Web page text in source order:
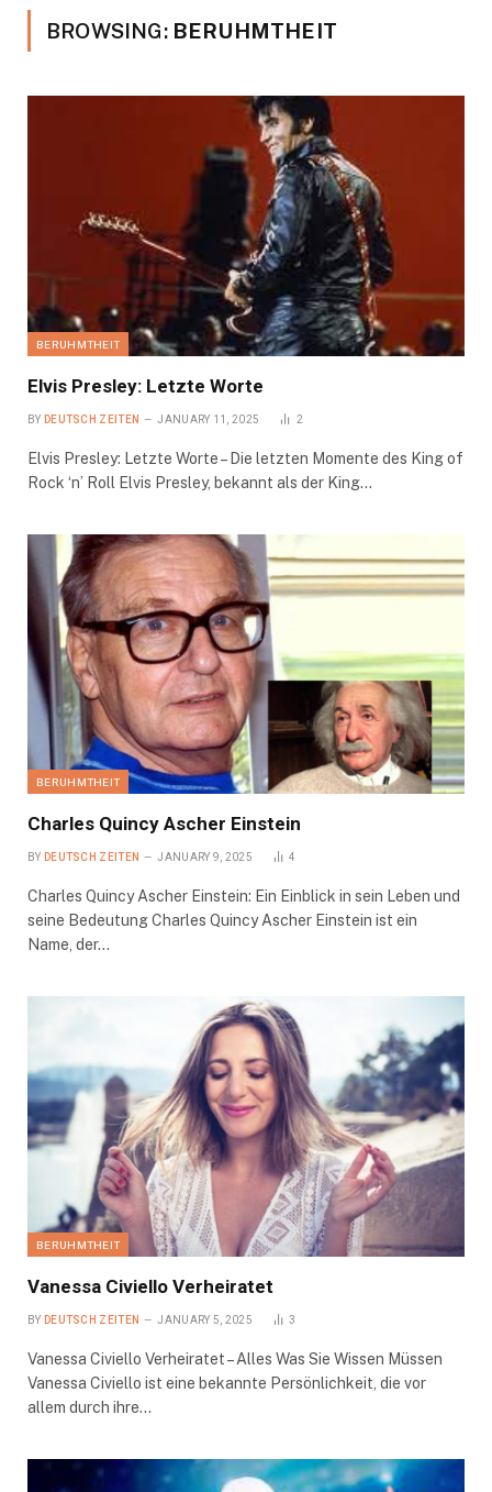
BROWSING: BERUHMTHEIT
BERUHMTHEIT
Elvis Presley: Letzte Worte
BY DEUTSCH ZEITEN JANUARY 11, 2025 2
Elvis Presley: Letzte Worte – Die letzten Momente des King of
Rock ‘n’ Roll Elvis Presley, bekannt als der King…
BERUHMTHEIT
Charles Quincy Ascher Einstein
BY DEUTSCH ZEITEN JANUARY 9, 2025 4
Charles Quincy Ascher Einstein: Ein Einblick in sein Leben und
seine Bedeutung Charles Quincy Ascher Einstein ist ein
Name, der…
BERUHMTHEIT
Vanessa Civiello Verheiratet
BY DEUTSCH ZEITEN JANUARY 5, 2025 3
Vanessa Civiello Verheiratet – Alles Was Sie Wissen Müssen
Vanessa Civiello ist eine bekannte Persönlichkeit, die vor
allem durch ihre…